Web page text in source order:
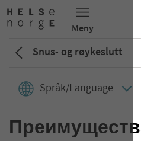
Snus- og røykeslutt
Språk/Language